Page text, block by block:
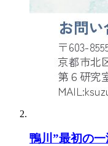
鴨川”最初の